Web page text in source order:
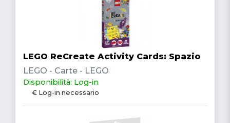
LEGO ReCreate Activity Cards: Spazio
LEGO - Carte - LEGO
Disponibilità: Log-in
€ Log-in necessario